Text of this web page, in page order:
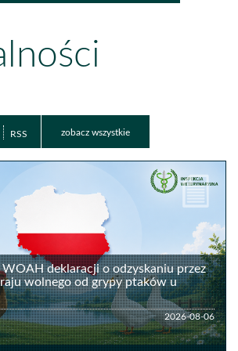
RSS zobacz wszystkie
deklaracji o odzyskaniu przez
wolnego od grypy ptaków u
2026-08-06